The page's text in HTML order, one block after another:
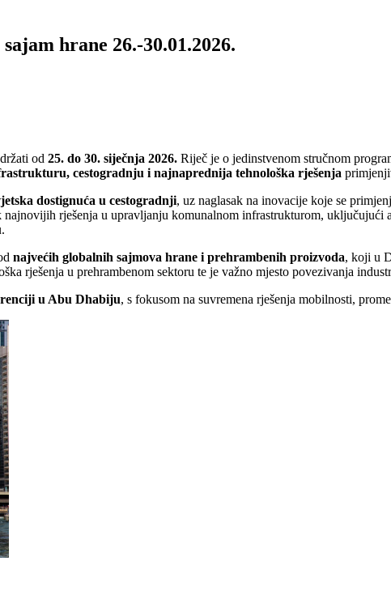
hrane 26.-30.01.2026.
od 25. do 30. siječnja 2026. Riječ je o jedinstvenom stručnom
cestogradnju i najnaprednija tehnološka rješenja
dostignuća u cestogradnji, uz naglasak na inovacije koje se
rješenja u upravljanju komunalnom infrastrukturom, uključujući
najvećih globalnih sajmova hrane i prehrambenih proizvoda, koji u
rješenja u prehrambenom sektoru te je važno mjesto povezivanja
u Abu Dhabiju, s fokusom na suvremena rješenja mobilnosti,